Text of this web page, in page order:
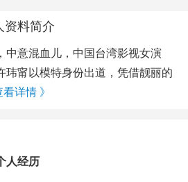
资料简介
中意混血儿，中国台湾影视女演
玮甯以模特身份出道，凭借靓丽的
看详情 》
人经历